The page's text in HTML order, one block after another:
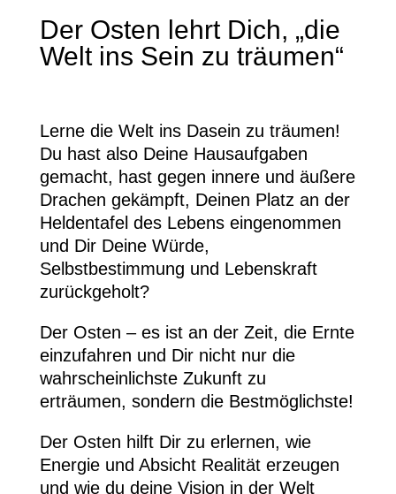
Der Osten lehrt Dich, „die
Welt ins Sein zu träumen“
Lerne die Welt ins Dasein zu träumen!
Du hast also Deine Hausaufgaben
gemacht, hast gegen innere und äußere
Drachen gekämpft, Deinen Platz an der
Heldentafel des Lebens eingenommen
und Dir Deine Würde,
Selbstbestimmung und Lebenskraft
zurückgeholt?
Der Osten – es ist an der Zeit, die Ernte
einzufahren und Dir nicht nur die
wahrscheinlichste Zukunft zu
erträumen, sondern die Bestmöglichste!
Der Osten hilft Dir zu erlernen, wie
Energie und Absicht Realität erzeugen
und wie du deine Vision in der Welt